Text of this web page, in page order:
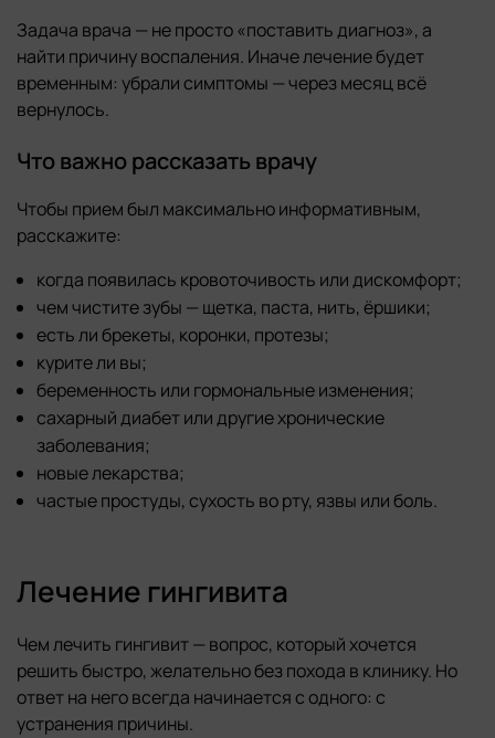
Задача врача — не просто «поставить диагноз», а
найти причину воспаления. Иначе лечение будет
временным: убрали симптомы — через месяц всё
вернулось.
Что важно рассказать врачу
Чтобы прием был максимально информативным,
расскажите:
когда появилась кровоточивость или дискомфорт;
чем чистите зубы — щетка, паста, нить, ёршики;
есть ли брекеты, коронки, протезы;
курите ли вы;
беременность или гормональные изменения;
сахарный диабет или другие хронические
заболевания;
новые лекарства;
частые простуды, сухость во рту, язвы или боль.
Лечение гингивита
Чем лечить гингивит — вопрос, который хочется
решить быстро, желательно без похода в клинику. Но
ответ на него всегда начинается с одного: с
устранения причины.